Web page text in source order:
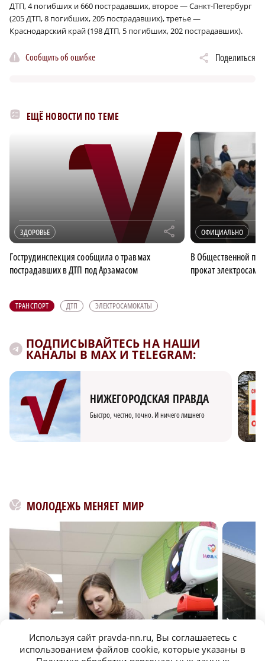
ДТП, 4 погибших и 660 пострадавших, второе — Санкт-Петербург
(205 ДТП, 8 погибших, 205 пострадавших), третье —
Краснодарский край (198 ДТП, 5 погибших, 202 пострадавших).
Сообщить об ошибке Поделиться
ЕЩЁ НОВОСТИ ПО ТЕМЕ
ЗДОРОВЬЕ r
Гострудинспекция сообщила о травмах
пострадавших в ДТП под Арзамасом
ОФИЦИАЛЬНО
В Общественной
прокат
ТРАНСПОРТ ДТП ЭЛЕКТРОСАМОКАТЫ
ПОДПИСЫВАЙТЕСЬ НА НАШИ
КАНАЛЫ В MAX И TELEGRAM:
НИЖЕГОРОДСКАЯ ПРАВДА
Быстро, честно, точно. И ничего лишнего
МОЛОДЕЖЬ МЕНЯЕТ МИР
Используя сайт pravda-nn.ru, Вы соглашаетесь с
использованием файлов cookie, которые указаны в